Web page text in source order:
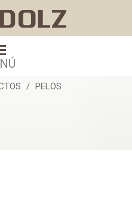
c.2001
PELOS